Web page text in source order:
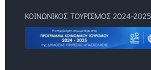
ΚΟΙΝΩΝΙΚΟΣ ΤΟΥΡΙΣΜΟΣ 2024-2025